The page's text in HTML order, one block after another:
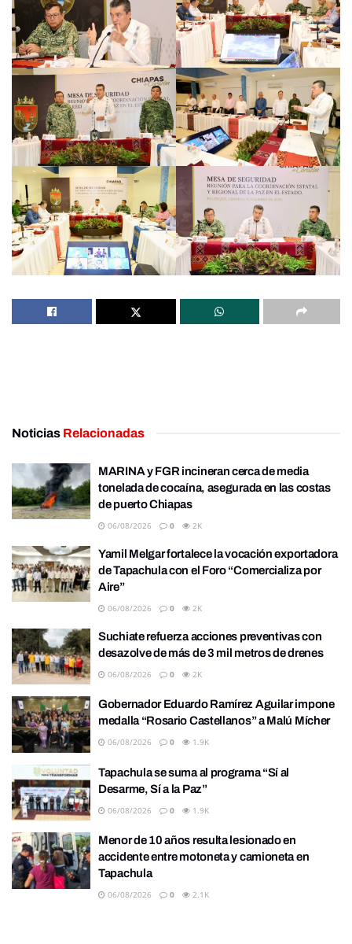
Noticias Relacionadas
MARINA y FGR incineran cerca de media
tonelada de cocaína, asegurada en las costas
de puerto Chiapas
06/08/2026 0 2K
Yamil Melgar fortalece la vocación exportadora
de Tapachula con el Foro “Comercializa por
Aire”
06/08/2026 0 2K
Suchiate refuerza acciones preventivas con
desazolve de más de 3 mil metros de drenes
06/08/2026 0 2K
Gobernador Eduardo Ramírez Aguilar impone
medalla “Rosario Castellanos” a Malú Mícher
06/08/2026 0 1.9K
Tapachula se suma al programa “Sí al
Desarme, Sí a la Paz”
06/08/2026 0 1.9K
Menor de 10 años resulta lesionado en
accidente entre motoneta y camioneta en
Tapachula
06/08/2026 0 2.1K